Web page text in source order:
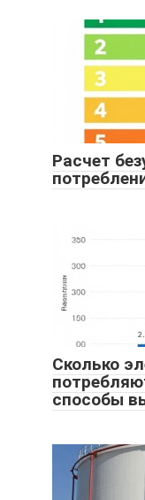
Расчет
Сколько
способы